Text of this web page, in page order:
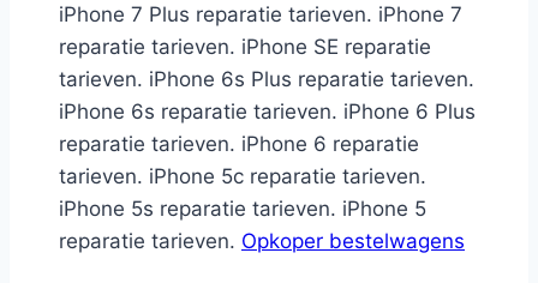
iPhone 7 Plus reparatie tarieven. iPhone 7
reparatie tarieven. iPhone SE reparatie
tarieven. iPhone 6s Plus reparatie tarieven.
iPhone 6s reparatie tarieven. iPhone 6 Plus
reparatie tarieven. iPhone 6 reparatie
tarieven. iPhone 5c reparatie tarieven.
iPhone 5s reparatie tarieven. iPhone 5
reparatie tarieven. Opkoper bestelwagens